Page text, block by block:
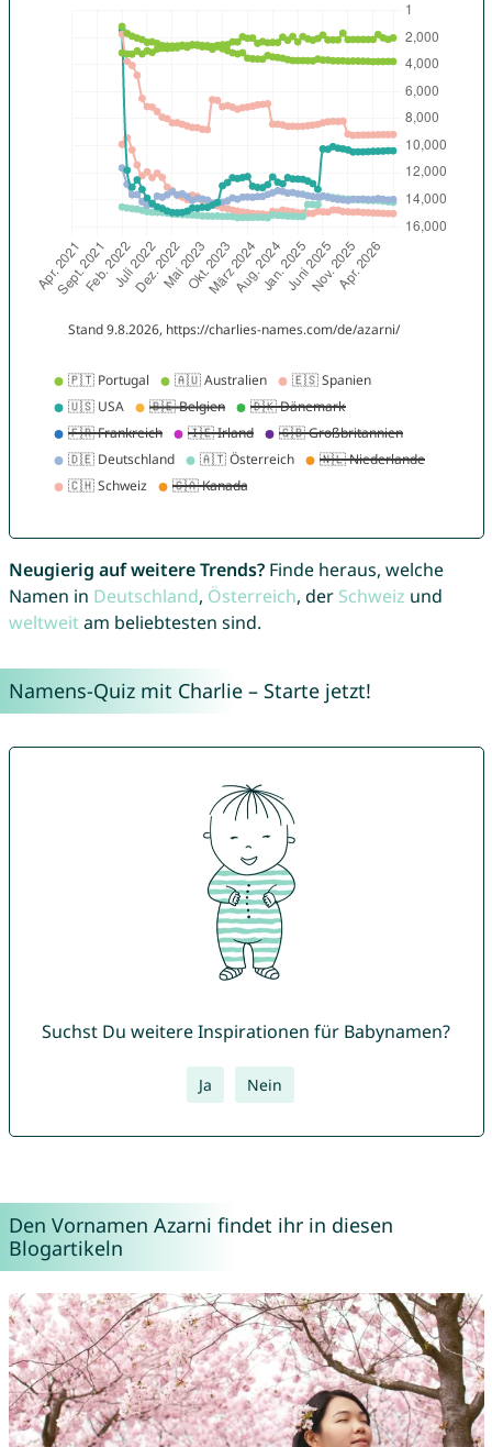
Neugierig auf weitere Trends?Finde heraus, welche
Namen in Deutschland, Österreich, der Schweiz und
weltweitam beliebtesten sind.
Namens-Quiz mit Charlie – Starte jetzt!
Suchst Du weitere Inspirationen für Babynamen?
Ja Nein
Den Vornamen Azarni findet ihr in diesen
Blogartikeln